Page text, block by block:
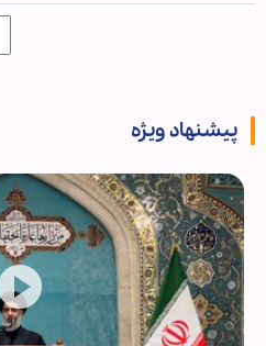
پیشنهاد ویژه